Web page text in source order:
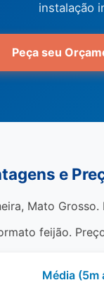
instalação
Peça seu
e
Mato
feijão.
Média (5m